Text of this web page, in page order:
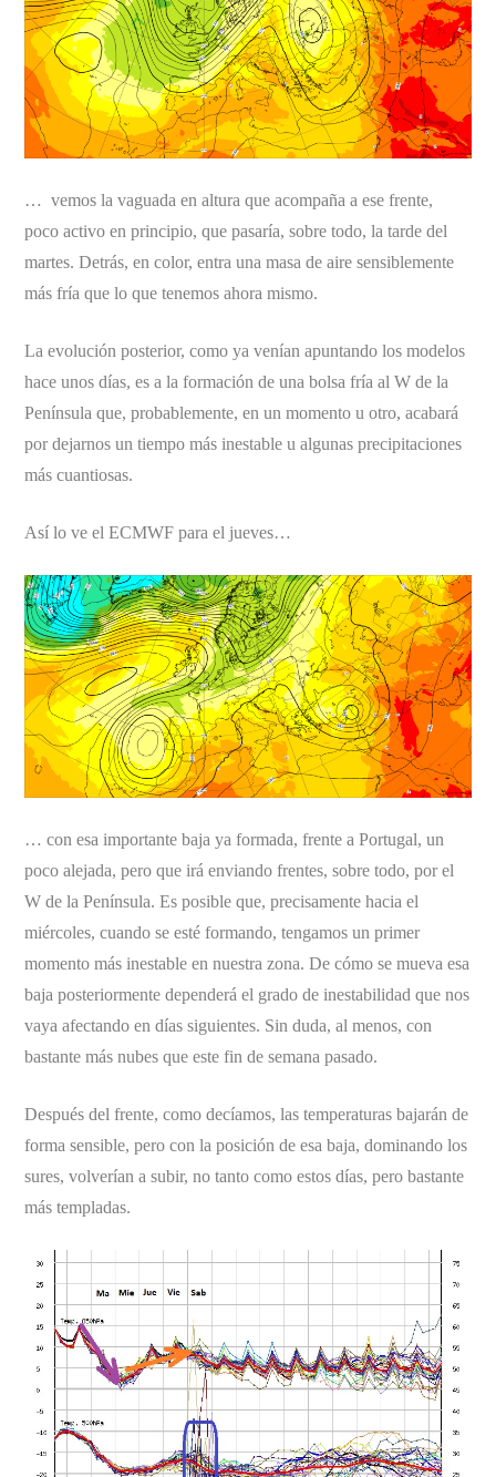
… vemos la vaguada en altura que acompaña a ese frente,
poco activo en principio, que pasaría, sobre todo, la tarde del
martes. Detrás, en color, entra una masa de aire sensiblemente
más fría que lo que tenemos ahora mismo.
La evolución posterior, como ya venían apuntando los modelos
hace unos días, es a la formación de una bolsa fría al W de la
Península que, probablemente, en un momento u otro, acabará
por dejarnos un tiempo más inestable u algunas precipitaciones
más cuantiosas.
Así lo ve el ECMWF para el jueves…
… con esa importante baja ya formada, frente a Portugal, un
poco alejada, pero que irá enviando frentes, sobre todo, por el
W de la Península. Es posible que, precisamente hacia el
miércoles, cuando se esté formando, tengamos un primer
momento más inestable en nuestra zona. De cómo se mueva esa
baja posteriormente dependerá el grado de inestabilidad que nos
vaya afectando en días siguientes. Sin duda, al menos, con
bastante más nubes que este fin de semana pasado.
Después del frente, como decíamos, las temperaturas bajarán de
forma sensible, pero con la posición de esa baja, dominando los
sures, volverían a subir, no tanto como estos días, pero bastante
más templadas.